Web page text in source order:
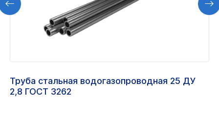
Труба стальная водогазопроводная 25 ДУ
2,8 ГОСТ 3262